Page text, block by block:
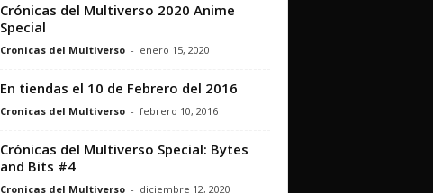
Crónicas del Multiverso 2020 Anime
Special
Cronicas del Multiverso - enero 15, 2020
En tiendas el 10 de Febrero del 2016
Cronicas del Multiverso - febrero 10, 2016
Crónicas del Multiverso Special: Bytes
and Bits #4
Cronicas del Multiverso - diciembre 12, 2020